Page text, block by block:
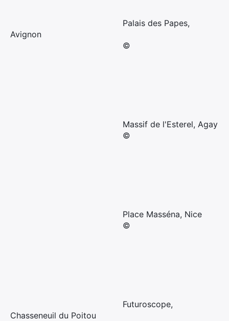
Palais des Papes,
Avignon
©
Massif de l'Esterel, Agay
©
Place Masséna, Nice
©
Futuroscope,
Chasseneuil du Poitou